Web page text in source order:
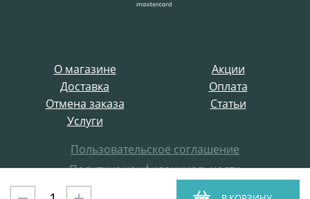
О магазине
Акции
Доставка
Оплата
Отмена заказа
Статьи
Услуги
Пользовательское соглашение
Политика конфиденциальности
Все права защищены